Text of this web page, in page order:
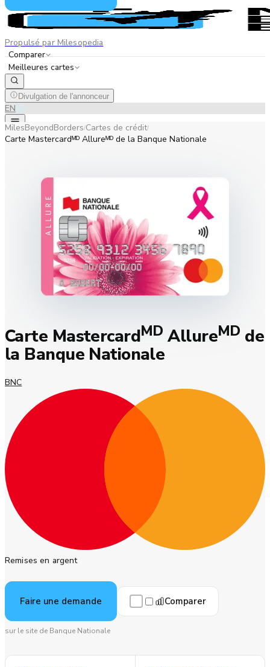
Propulsé par Milesopedia
Comparer
Meilleures cartes
Divulgation de l'annonceur
ENFR
MilesBeyondBorders/Cartes de crédit/
Carte Mastercardᴹᴰ Allureᴹᴰ de la Banque Nationale
Carte MastercardMD AllureMD de
la Banque Nationale
BNC
Remises en argent
Faire une demande Comparer
sur le site de Banque Nationale